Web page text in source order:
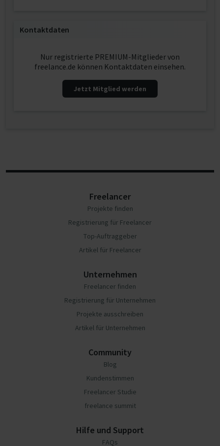
Kontaktdaten
Nur registrierte PREMIUM-Mitglieder von
freelance.de können Kontaktdaten einsehen.
Jetzt Mitglied werden
Freelancer
Projekte finden
Registrierung für Freelancer
Top-Auftraggeber
Artikel für Freelancer
Unternehmen
Freelancer finden
Registrierung für Unternehmen
Projekte ausschreiben
Artikel für Unternehmen
Community
Blog
Kundenstimmen
Freelancer Studie
freelance summit
Hilfe und Support
FAQs